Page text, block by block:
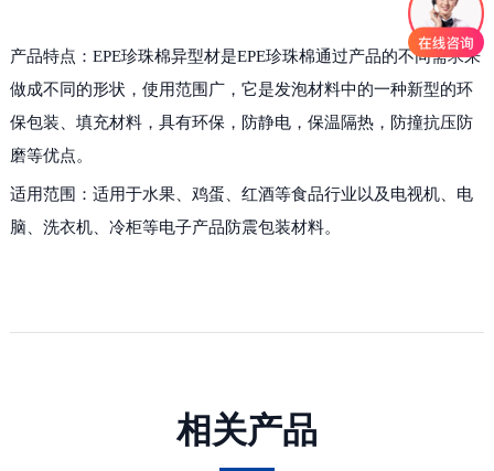
产品特点：EPE珍珠棉异型材是EPE珍珠棉通过产品的不同需求来
做成不同的形状，使用范围广，它是发泡材料中的一种新型的环
保包装、填充材料，具有环保，防静电，保温隔热，防撞抗压防
磨等优点。
适用范围：适用于水果、鸡蛋、红酒等食品行业以及电视机、电
脑、洗衣机、冷柜等电子产品防震包装材料。
相关产品